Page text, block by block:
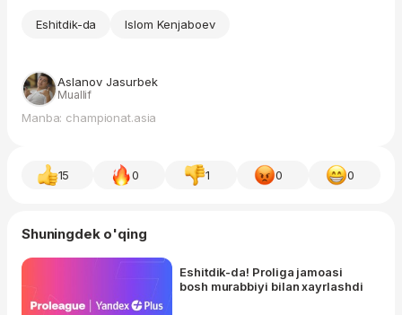
Eshitdik-da Islom Kenjaboev
Aslanov Jasurbek
Muallif
Manba: championat.asia
15 0 1 0 0
Shuningdek o'qing
Eshitdik-da! Proliga jamoasi
bosh murabbiyi bilan xayrlashdi